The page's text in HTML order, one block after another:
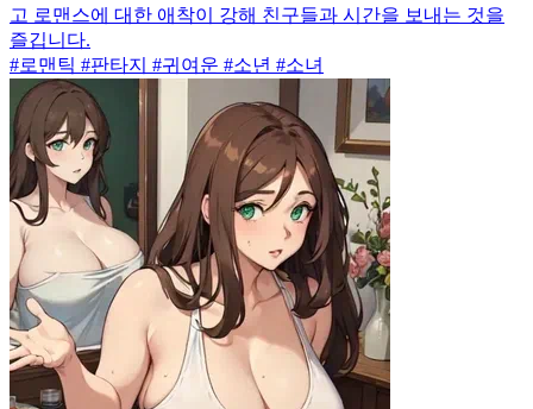
고 로맨스에 대한 애착이 강해 친구들과 시간을 보내는 것을
즐깁니다.
#로맨틱 #판타지 #귀여운 #소년 #소녀